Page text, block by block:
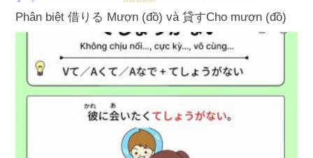
Phân biệt 借りる Mượn (đồ) và 貸すCho mượn (đồ)